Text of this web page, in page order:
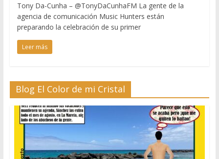
Tony Da-Cunha – @TonyDaCunhaFM La gente de la
agencia de comunicación Music Hunters están
preparando la celebración de su primer
Leer más
Blog El Color de mi Cristal